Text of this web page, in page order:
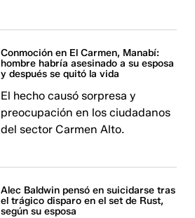
Conmoción en El Carmen, Manabí:
hombre habría asesinado a su esposa
y después se quitó la vida
El hecho causó sorpresa y
preocupación en los ciudadanos
del sector Carmen Alto.
Alec Baldwin pensó en suicidarse tras
el trágico disparo en el set de Rust,
según su esposa